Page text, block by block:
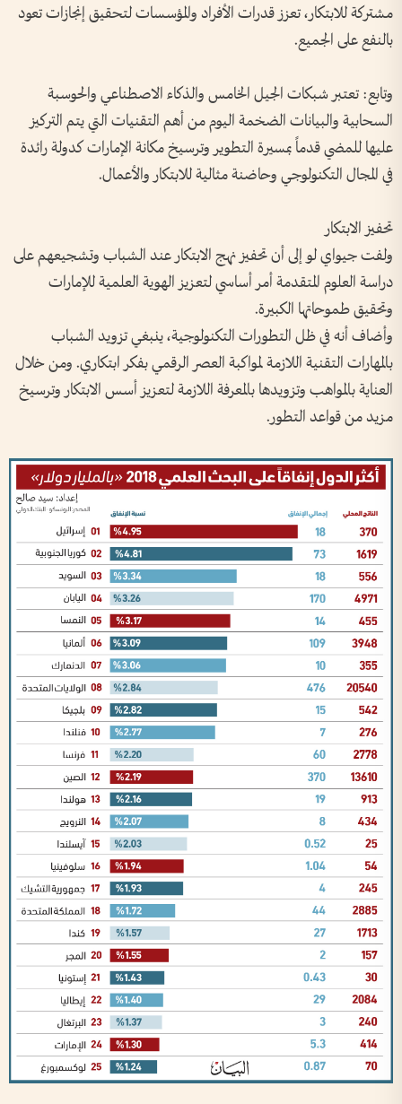
مشتركة للابتكار، تعزز قدرات الأفراد والمؤسسات لتحقيق إنجازات تعود
بالنفع على الجميع.
وتابع: تعتبر شبكات الجيل الخامس والذكاء الاصطناعي والحوسبة
السحابية والبيانات الضخمة اليوم من أهم التقنيات التي يتم التركيز
عليها للمضي قدماً بمسيرة التطوير وترسيخ مكانة الإمارات كدولة رائدة
في المجال التكنولوجي وحاضنة مثالية للابتكار والأعمال.
تحفيز الابتكار
ولفت جيواي لو إلى أن تحفيز نهج الابتكار عند الشباب وتشجيعهم على
دراسة العلوم المتقدمة أمر أساسي لتعزيز الهوية العلمية للإمارات
وتحقيق طموحاتها الكبيرة.
وأضاف أنه في ظل التطورات التكنولوجية، ينبغي تزويد الشباب
بالمهارات التقنية اللازمة لمواكبة العصر الرقمي بفكر ابتكاري. ومن خلال
العناية بالمواهب وتزويدها بالمعرفة اللازمة لتعزيز أسس الابتكار وترسيخ
مزيد من قواعد التطور.